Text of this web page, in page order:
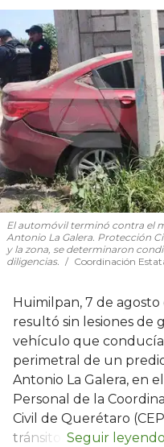
El automóvil terminó contra el
Antonio La Galera. Protección
y la zona, se determinaron
diligencias.
Coordinación
Huimilpan, 7 de
resultó sin lesiones de
vehículo que
perimetral de un
Antonio La Galera, en
Personal de la
Civil de Querétaro
tránsito.